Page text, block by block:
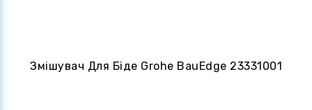
Змішувач Для Біде Grohe BauEdge 23331001